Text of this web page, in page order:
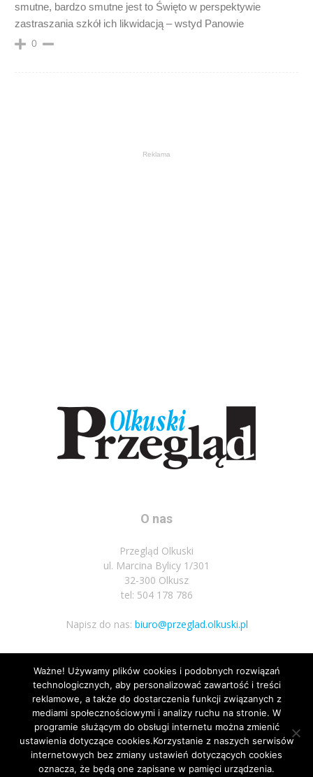
smutne, bardzo smutne jest to Święto w perspektywie
zastraszania szkół ich likwidacją – wstyd Panowie
0
Reklama
O nas
Przegląd Olkuski
ul. Marcina Bylicy 1/301
32-300 Olkusz
tel: 504 178 786
Napisz do nas: biuro@przeglad.olkuski.pl
Podążaj za nami
Nota prawna Polityka prywatnosci Kariera Regulamin
Ważne! Używamy plików cookies i podobnych rozwiązań
technologicznych, aby personalizować zawartość i treści
reklamowe, a także do dostarczenia funkcji związanych z
mediami społecznościowymi i analizy ruchu na stronie. W
programie służącym do obsługi internetu można zmienić
ustawienia dotyczące cookies.Korzystanie z naszych serwisów
internetowych bez zmiany ustawień dotyczących cookies
oznacza, że będą one zapisane w pamięci urządzenia.